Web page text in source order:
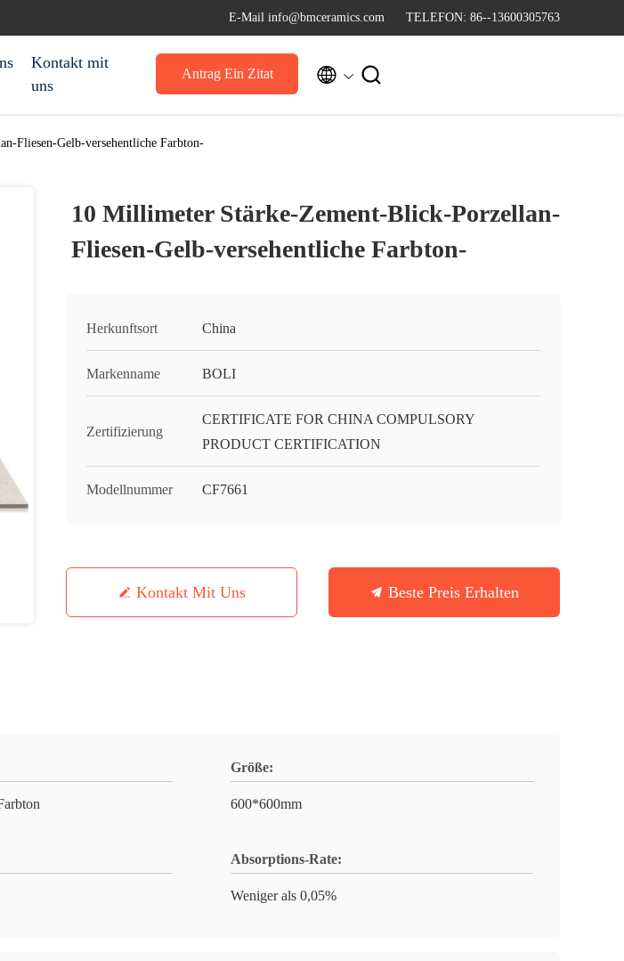
E-Mail info@bmceramics.com TELEFON: 86--13600305763
Kontakt mit
uns
Antrag Ein Zitat  
Fliesen-Gelb-versehentliche Farbton-
10 Millimeter Stärke-Zement-Blick-Porzellan-
Fliesen-Gelb-versehentliche Farbton-
Herkunftsort China
Markenname BOLI
Zertifizierung
CERTIFICATE FOR CHINA COMPULSORY
PRODUCT CERTIFICATION
Modellnummer CF7661
Kontakt Mit Uns Beste Preis Erhalten
Größe:
600*600mm
Absorptions-Rate:
Weniger als 0,05%